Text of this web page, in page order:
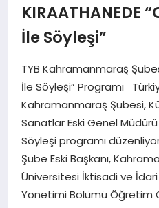
ÇAĞLAYANCERİT
BİZE ULAŞIN
GÖKSUN
TÜRKOĞLU
KIRAATHANEDE
İle Söyleşi”
TYB Kahramanmaraş
İle Söyleşi” Programı
Kahramanmaraş Şubesi,
Sanatlar Eski Genel
Söyleşi programı
Şube Eski Başkanı,
Üniversitesi İktisadi ve
Yönetimi Bölümü Öğretim